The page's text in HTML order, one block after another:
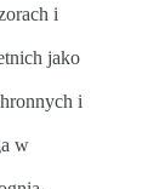
i
jako
i
w